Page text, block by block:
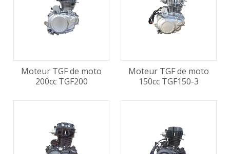
Moteur TGF de moto
200cc TGF200
Moteur TGF de moto
150cc TGF150-3